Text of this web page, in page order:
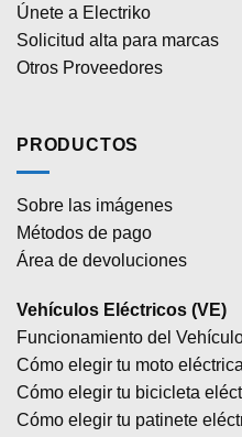
Únete a Electriko
Solicitud alta para marcas
Otros Proveedores
PRODUCTOS
Sobre las imágenes
Métodos de pago
Área de devoluciones
Vehículos Eléctricos (VE)
Funcionamiento del
Cómo elegir tu moto
Cómo elegir tu bicicleta
Cómo elegir tu patinete